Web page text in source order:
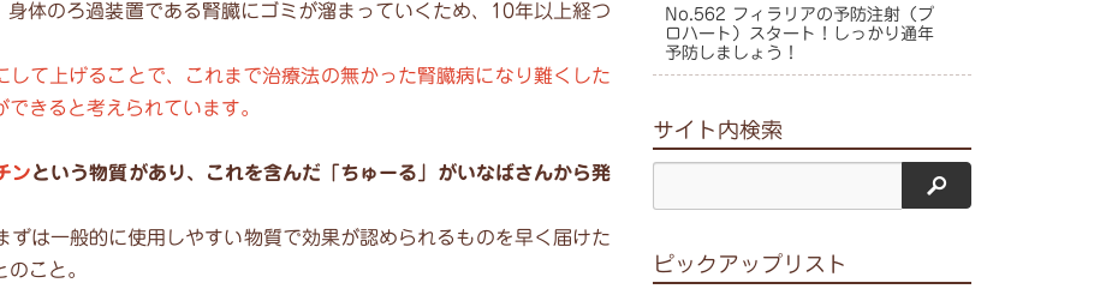
体のろ過装置である腎臓にゴミが溜まっていくため、10年以上経つ
て上げることで、これまで治療法の無かった腎臓病になり難くした
きると考えられています。
ンという物質があり、これを含んだ「ちゅーる」がいなばさんから発
は一般的に使用しやすい物質で効果が認められるものを早く届けた
こと。
No.562 フィラリアの予防注射（プ
ロハート）スタート！しっかり通年
予防しましょう！
サイト内検索
サイト内検索
ピックアップリスト